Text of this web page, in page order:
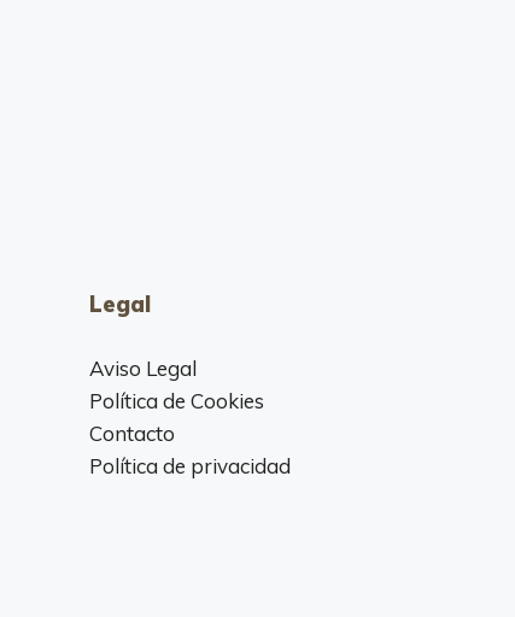
Legal
Aviso Legal
Política de Cookies
Contacto
Política de privacidad